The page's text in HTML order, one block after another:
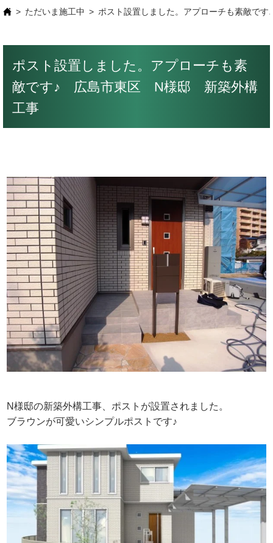
ただいま施工中 ポスト設置しました。アプローチも素敵
ポスト設置しました。アプローチも素
敵です♪ 広島市東区 N様邸 新築外構
工事
N様邸の新築外構工事、ポストが設置されました。
ブラウンが可愛いシンプルポストです♪